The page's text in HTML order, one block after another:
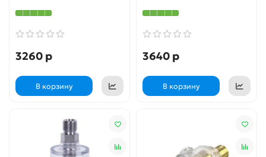
3260 р
В корзину
3640 р
В корзину